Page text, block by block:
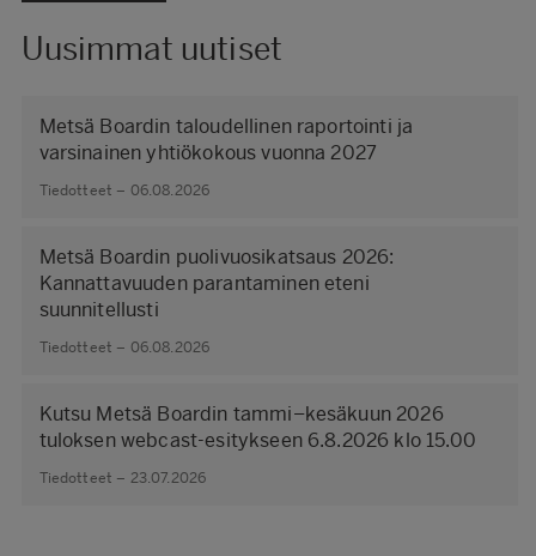
Uusimmat uutiset
Metsä Boardin taloudellinen raportointi ja
varsinainen yhtiökokous vuonna 2027
Tiedotteet – 06.08.2026
Metsä Boardin puolivuosikatsaus 2026:
Kannattavuuden parantaminen eteni
suunnitellusti
Tiedotteet – 06.08.2026
Kutsu Metsä Boardin tammi–kesäkuun 2026
tuloksen webcast-esitykseen 6.8.2026 klo 15.00
Tiedotteet – 23.07.2026